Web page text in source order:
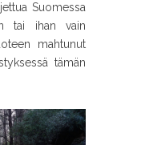
Suomessa
tai ihan vain
mahtunut
tämän